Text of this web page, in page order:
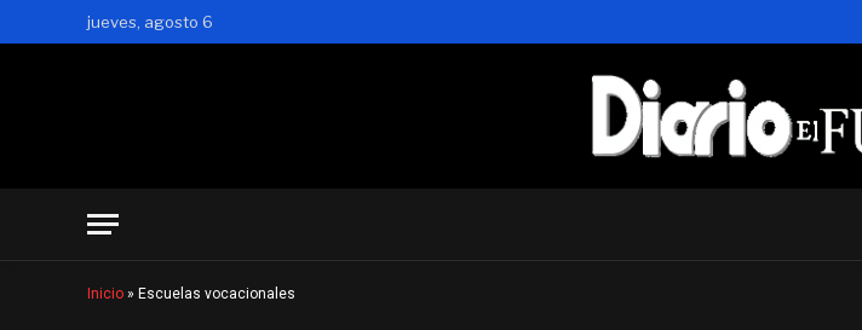
jueves, agosto 6
Inicio » Escuelas vocacionales